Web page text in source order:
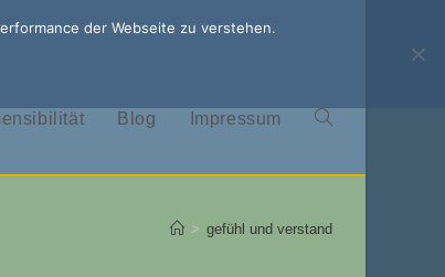
Blog Impressum Website-
Suche
umschalten
> gefühl und verstand
der Webseite zu verstehen.